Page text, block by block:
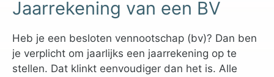
Jaarrekening van een BV
Heb je een besloten vennootschap (bv)? Dan ben
je verplicht om jaarlijks een jaarrekening op te
stellen. Dat klinkt eenvoudiger dan het is. Alle